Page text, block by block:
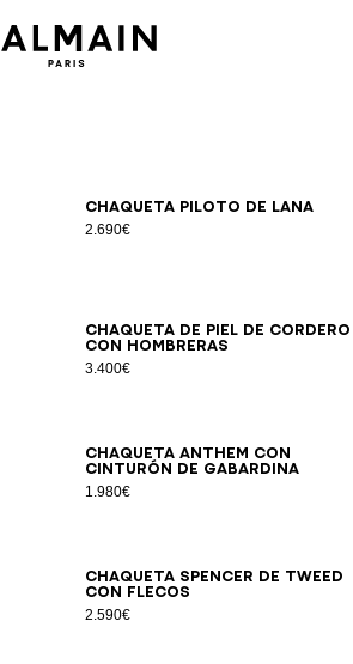
Chaqueta piloto de lana
2.690€
3436 3840 42
Chaqueta de piel de cordero
con hombreras
3.400€
3436384042
Chaqueta Anthem con
cinturón de gabardina
1.980€
3436384042
Chaqueta Spencer de tweed
con flecos
2.590€
34363840 4244